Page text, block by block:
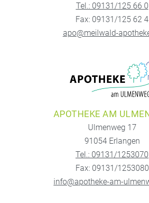
Tel.: 09131/125 66 0
Fax: 09131/125 62 4
apo@meilwald-
APOTHEKE AM
Ulmenweg 17
91054 Erlangen
Tel.: 09131/1253070
Fax: 09131/1253080
info@apotheke-am-